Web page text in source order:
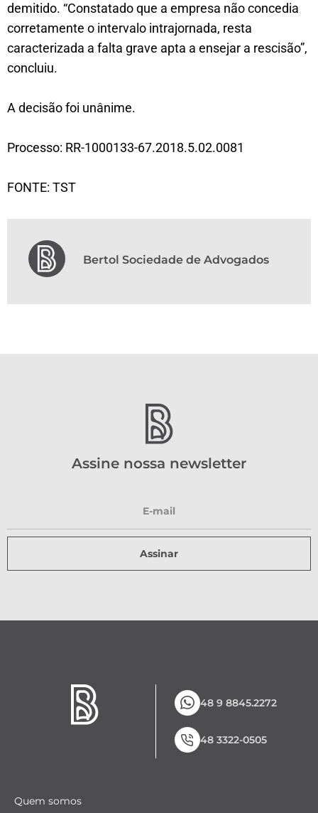
demitido. “Constatado que a empresa não concedia
corretamente o intervalo intrajornada, resta
caracterizada a falta grave apta a ensejar a rescisão”,
concluiu.
A decisão foi unânime.
Processo: RR-1000133-67.2018.5.02.0081
FONTE: TST
Bertol Sociedade de Advogados
Assine nossa newsletter
Assinar
48 9 8845.2272
48 3322-0505
Quem somos